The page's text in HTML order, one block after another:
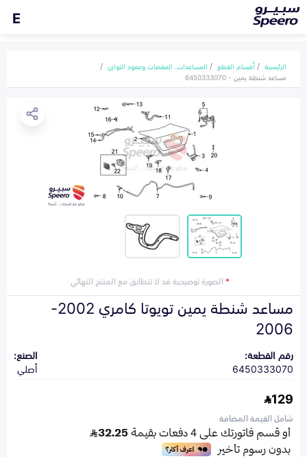
E
الرئيسية أقسام القطع
المساعدات، المقصات وعمود التوازن
مساعد شنطة يمين - 6450333070
*الصورة توضيحية قد لا تتطابق مع المنتج النهائي
مساعد شنطة يمين تويوتا كامري 2002-
2006
رقم القطعة:
6450333070
الصنع:
أصلي
129
شامل القيمة المضافة